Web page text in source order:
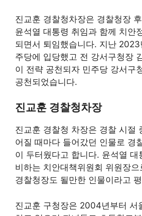
진교훈 경찰청차장은 경찰청장
윤석열 대통령 취임과 함께 치안
되면서 퇴임했습니다. 지난
주당에 입당했고 전 강서구청장
이 전략 공천되자 민주당 강서구
공천되었습니다.
진교훈 경찰청차장
진교훈 경찰청 차장은 경찰 시절
어질 때마다 들어갔던 인물로 경
이 두터웠다고 합니다. 윤석열 대
비하는 치안대책위원회 위원장
경찰청장도 될만한 인물이라고
진교훈 구청장은 2004년부터 서